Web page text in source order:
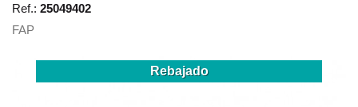
Ref.: 25049402
FAP
Rebajado